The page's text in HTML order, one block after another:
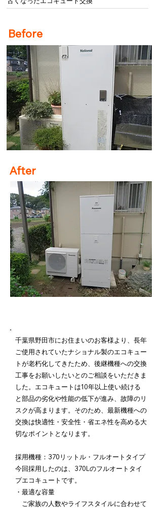
Before
After
千葉県野田市にお住まいのお客様より、長年
ご使用されていたナショナル製のエコキュー
トが老朽化してきたため、後継機種への交換
工事をお願いしたいとのご相談をいただきま
した。エコキュートは10年以上使い続ける
と部品の劣化や性能の低下が進み、故障のリ
スクが高まります。そのため、最新機種への
交換は快適性・安全性・省エネ性を高める大
切なポイントとなります。
採用機種：370リットル・フルオートタイプ
今回採用したのは、370Lのフルオートタイ
プエコキュートです。
・最適な容量
ご家族の人数やライフスタイルに合わせて